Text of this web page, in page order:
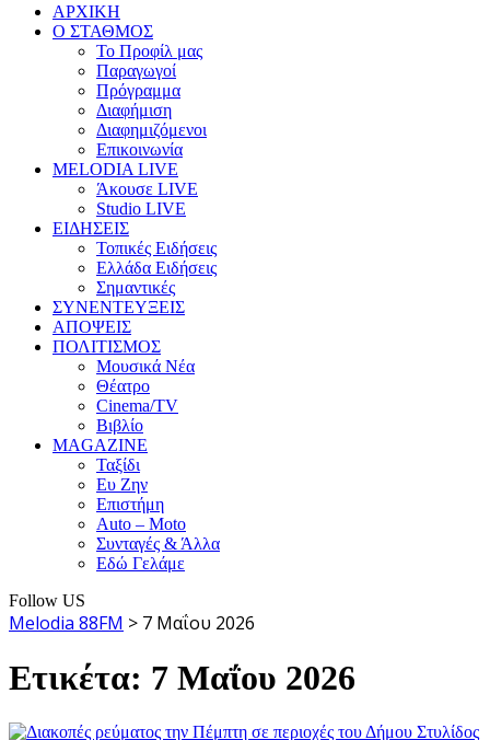
ΑΡΧΙΚΗ
Ο ΣΤΑΘΜΟΣ
Το Προφίλ μας
Παραγωγοί
Πρόγραμμα
Διαφήμιση
Διαφημιζόμενοι
Επικοινωνία
MELODIA LIVE
Άκουσε LIVE
Studio LIVE
ΕΙΔΗΣΕΙΣ
Τοπικές Ειδήσεις
Ελλάδα Ειδήσεις
Σημαντικές
ΣΥΝΕΝΤΕΥΞΕΙΣ
ΑΠΟΨΕΙΣ
ΠΟΛΙΤΙΣΜΟΣ
Μουσικά Νέα
Θέατρο
Cinema/TV
Βιβλίο
MAGAZINE
Ταξίδι
Ευ Ζην
Επιστήμη
Auto – Moto
Συνταγές & Άλλα
Εδώ Γελάμε
Follow US
Melodia 88FM > 7 Μαΐου 2026
Ετικέτα: 7 Μαΐου 2026